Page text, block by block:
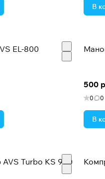
В
EL-800
500
0 0
В
Turbo KS 900